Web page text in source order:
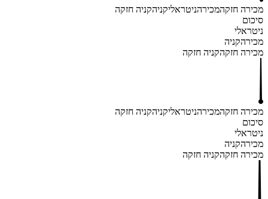
מכירה חזקהמכירהניטראליקניהקניה חזקה
סיכום
ניטראלי
מכירהקניה
מכירה חזקהקניה חזקה
מכירה חזקהמכירהניטראליקניהקניה חזקה
סיכום
ניטראלי
מכירהקניה
מכירה חזקהקניה חזקה